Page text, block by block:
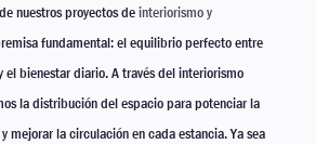
nuestros proyectos deinteriorismo y
fundamental: el equilibrio perfecto entre
el bienestar diario. A través del interiorismo
la distribución del espacio para potenciar la
mejorar la circulación en cada estancia. Ya sea